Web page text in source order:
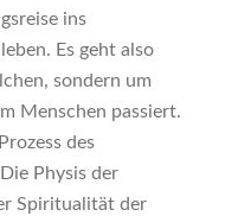
ins
Es geht also
sondern um
Menschen passiert.
des
Physis der
Spiritualität der